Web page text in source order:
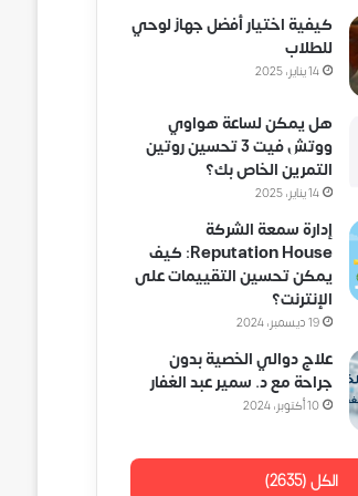
كيفية اختيار أفضل جهاز لوحي
للطلاب
14 يناير، 2025
هل يمكن لساعة هواوي
ووتش فيت 3 تحسين روتين
التمرين الخاص بك؟
14 يناير، 2025
إدارة سمعة الشركة
Reputation House: كيف
يمكن تحسين التقييمات على
الإنترنت؟
19 ديسمبر، 2024
علاج دوالي الخصية بدون
جراحة مع د. سمير عبد الغفار
10 أكتوبر، 2024
الكل (2635)